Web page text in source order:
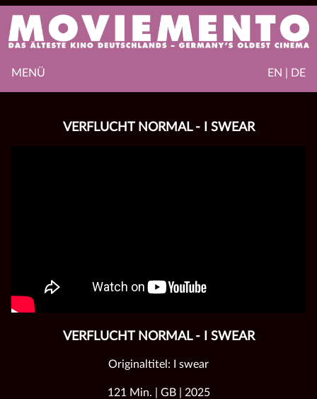
EN | DE
MENÜ
VERFLUCHT NORMAL - I SWEAR
VERFLUCHT NORMAL - I SWEAR
Originaltitel: I swear
121 Min. | GB | 2025